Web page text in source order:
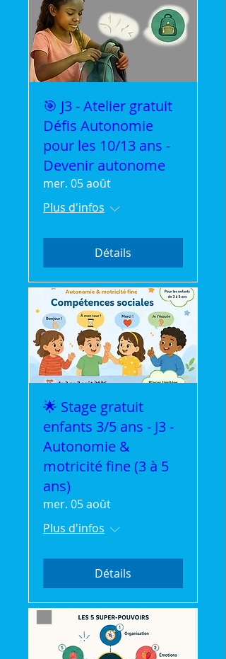
🎯 J3 - Atelier gratuit
Défis Autonomie
pour les 10/13 ans -
Devenir autonome
mer. 05 août
Plus d'infos
Détails
🌟 Stage gratuit
enfants 3/5 ans - J3 -
Autonomie &
motricité fine (3 à 5
ans)
mer. 05 août
Plus d'infos
Détails